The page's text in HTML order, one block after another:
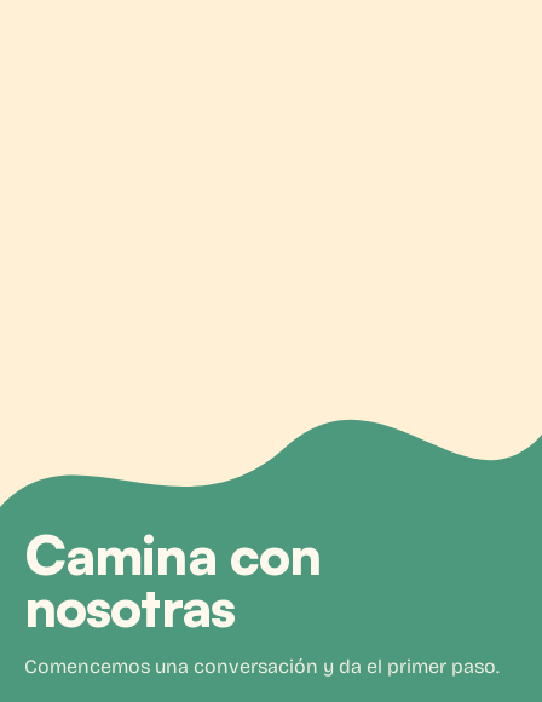
Camina con
nosotras
Comencemos una conversación y da el primer paso.